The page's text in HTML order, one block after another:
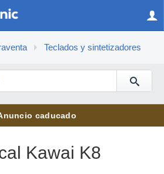
Teclados y sintetizadores
caducado
Kawai K8